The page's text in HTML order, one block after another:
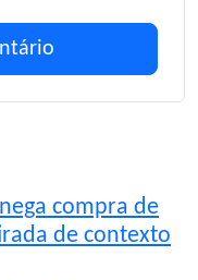
compra de
de contexto